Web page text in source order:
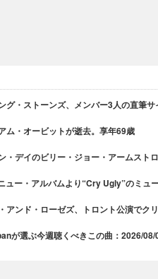
グ・ストーンズ、メンバー3人の直筆
ム・オービットが逝去。享年69歳
・デイのビリー・ジョー・アームスト
ュー・アルバムより“Cry Ugly”のミュ
アンド・ローゼズ、トロント公演でク
が選ぶ今週聴くべきこの曲：2026/08/